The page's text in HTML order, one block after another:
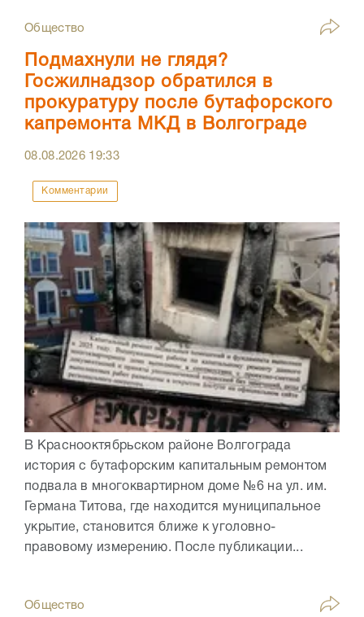
Общество
Подмахнули не глядя?
Госжилнадзор обратился в
прокуратуру после бутафорского
капремонта МКД в Волгограде
08.08.2026 19:33
Комментарии
В Краснооктябрьском районе Волгограда
история с бутафорским капитальным ремонтом
подвала в многоквартирном доме №6 на ул. им.
Германа Титова, где находится муниципальное
укрытие, становится ближе к уголовно-
правовому измерению. После публикации...
Общество